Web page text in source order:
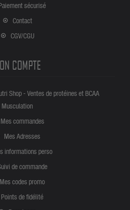
sécurisé
Contact
CGV/CGU
COMPTE
Shop - Ventes de protéines et BCAA
Musculation
Mes commandes
Mes Adresses
informations perso
de commande
Mes codes promo
Points de fidélité